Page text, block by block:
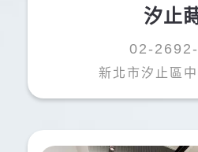
汐止
02-
新北市汐止區